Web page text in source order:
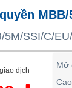
MBB/
5M/SSI/C/
dịch
Mở